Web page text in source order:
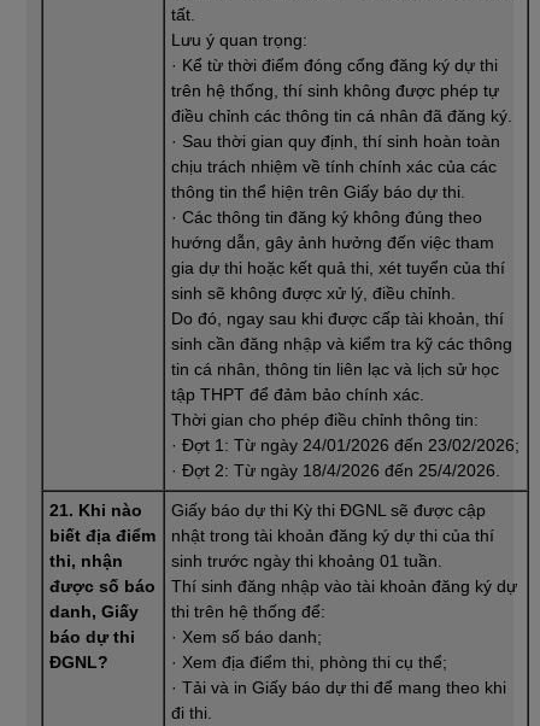
tất.
Lưu ý quan trọng:
· Kể từ thời điểm đóng cổng đăng ký dự thi
trên hệ thống, thí sinh không được phép tự
điều chỉnh các thông tin cá nhân đã đăng ký.
· Sau thời gian quy định, thí sinh hoàn toàn
chịu trách nhiệm về tính chính xác của các
thông tin thể hiện trên Giấy báo dự thi.
· Các thông tin đăng ký không đúng theo
hướng dẫn, gây ảnh hưởng đến việc tham
gia dự thi hoặc kết quả thi, xét tuyển của thí
sinh sẽ không được xử lý, điều chỉnh.
Do đó, ngay sau khi được cấp tài khoản, thí
sinh cần đăng nhập và kiểm tra kỹ các thông
tin cá nhân, thông tin liên lạc và lịch sử học
tập THPT để đảm bảo chính xác.
Thời gian cho phép điều chỉnh thông tin:
· Đợt 1: Từ ngày 24/01/2026 đến 23/02/2026;
· Đợt 2: Từ ngày 18/4/2026 đến 25/4/2026.
21. Khi nào
biết địa điểm
thi, nhận
được số báo
danh, Giấy
báo dự thi
ĐGNL?
Giấy báo dự thi Kỳ thi ĐGNL sẽ được cập
nhật trong tài khoản đăng ký dự thi của thí
sinh trước ngày thi khoảng 01 tuần.
Thí sinh đăng nhập vào tài khoản đăng ký dự
thi trên hệ thống để:
· Xem số báo danh;
· Xem địa điểm thi, phòng thi cụ thể;
· Tải và in Giấy báo dự thi để mang theo khi
đi thi.